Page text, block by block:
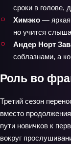
сроки в голове,
Химэко — яркая
но учится
Андер Норт
соблазнами, а
Роль во
Третий сезон
вместо
пути новичков к
вокруг